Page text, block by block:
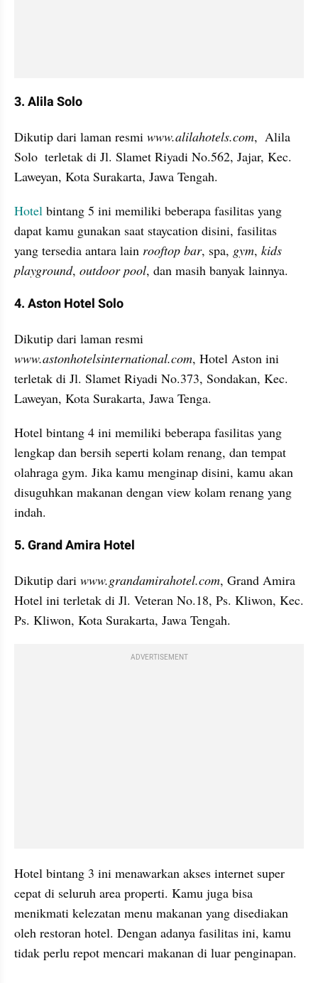
3. Alila Solo
Dikutip dari laman resmi www.alilahotels.com,  Alila
Solo  terletak di Jl. Slamet Riyadi No.562, Jajar, Kec.
Laweyan, Kota Surakarta, Jawa Tengah.
Hotel bintang 5 ini memiliki beberapa fasilitas yang
dapat kamu gunakan saat staycation disini, fasilitas
yang tersedia antara lain rooftop bar, spa, gym, kids
playground, outdoor pool, dan masih banyak lainnya.
4. Aston Hotel Solo
Dikutip dari laman resmi
www.astonhotelsinternational.com, Hotel Aston ini
terletak di Jl. Slamet Riyadi No.373, Sondakan, Kec.
Laweyan, Kota Surakarta, Jawa Tenga.
Hotel bintang 4 ini memiliki beberapa fasilitas yang
lengkap dan bersih seperti kolam renang, dan tempat
olahraga gym. Jika kamu menginap disini, kamu akan
disuguhkan makanan dengan view kolam renang yang
indah.
5. Grand Amira Hotel
Dikutip dari www.grandamirahotel.com, Grand Amira
Hotel ini terletak di Jl. Veteran No.18, Ps. Kliwon, Kec.
Ps. Kliwon, Kota Surakarta, Jawa Tengah.
ADVERTISEMENT
Hotel bintang 3 ini menawarkan akses internet super
cepat di seluruh area properti. Kamu juga bisa
menikmati kelezatan menu makanan yang disediakan
oleh restoran hotel. Dengan adanya fasilitas ini, kamu
tidak perlu repot mencari makanan di luar penginapan.